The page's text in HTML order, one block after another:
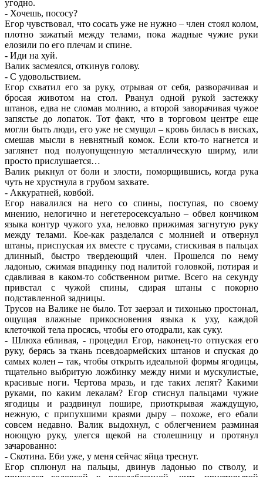
угодно.
- Хочешь, пососу?
Егор чувствовал, что сосать уже не нужно – член стоял колом,
плотно зажатый между телами, пока жадные чужие руки
елозили по его плечам и спине.
- Иди на хуй.
Валик засмеялся, откинув голову.
- С удовольствием.
Егор схватил его за руку, отрывая от себя, разворачивая и
бросая животом на стол. Рванул одной рукой застежку
штанов, едва не сломав молнию, а второй заворачивая чужое
запястье до лопаток. Тот факт, что в торговом центре еще
могли быть люди, его уже не смущал – кровь билась в висках,
смешав мысли в невнятный комок. Если кто-то нагнется и
заглянет под полуопущенную металлическую ширму, или
просто прислушается…
Валик рыкнул от боли и злости, поморщившись, когда рука
чуть не хрустнула в грубом захвате.
- Аккуратней, ковбой.
Егор навалился на него со спины, поступая, по своему
мнению, нелогично и негетеросексуально – обвел кончиком
языка контур чужого уха, неловко прижимая загнутую руку
между телами. Кое-как разделался с молнией и отвернул
штаны, приспуская их вместе с трусами, стискивая в пальцах
длинный, быстро твердеющий член. Прошелся по нему
ладонью, сжимая впадинку под налитой головкой, потирая и
сдавливая в каком-то собственном ритме. Всего на секунду
привстал с чужой спины, сдирая штаны с покорно
подставленной задницы.
Трусов на Валике не было. Тот заерзал и тихонько простонал,
ощущая влажные прикосновения языка к уху, каждой
клеточкой тела просясь, чтобы его отодрали, как суку.
- Шлюха ебливая, - процедил Егор, наконец-то отпуская его
руку, берясь за ткань псевдоармейских штанов и спуская до
самых колен – так, чтобы открыть идеальной формы ягодицы,
тщательно выбритую ложбинку между ними и мускулистые,
красивые ноги. Чертова мразь, и где таких лепят? Какими
руками, по каким лекалам? Егор стиснул пальцами чужие
ягодицы и раздвинул пошире, приоткрывая жаждущую,
нежную, с припухшими краями дыру – похоже, его ебали
совсем недавно. Валик выдохнул, с облегчением разминая
ноющую руку, улегся щекой на столешницу и протянул
зачарованно:
- Скотина. Еби уже, у меня сейчас яйца треснут.
Егор сплюнул на пальцы, двинув ладонью по стволу, и